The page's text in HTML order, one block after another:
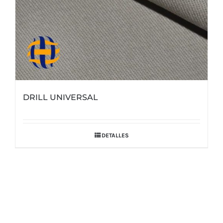
de
producto
DRILL UNIVERSAL
DETALLES